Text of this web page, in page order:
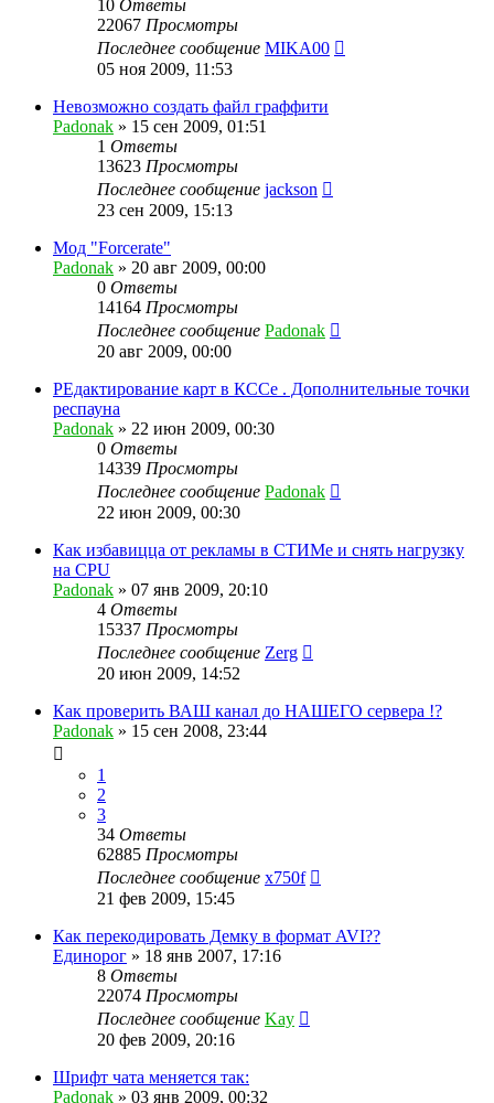
10 Ответы
22067 Просмотры
Последнее сообщение MIKA00
05 ноя 2009, 11:53
Невозможно создать файл граффити
Padonak » 15 сен 2009, 01:51
1 Ответы
13623 Просмотры
Последнее сообщение jackson
23 сен 2009, 15:13
Мод "Forcerate"
Padonak » 20 авг 2009, 00:00
0 Ответы
14164 Просмотры
Последнее сообщение Padonak
20 авг 2009, 00:00
РЕдактирование карт в КССе . Дополнительные точки
респауна
Padonak » 22 июн 2009, 00:30
0 Ответы
14339 Просмотры
Последнее сообщение Padonak
22 июн 2009, 00:30
Как избавицца от рекламы в СТИМе и снять нагрузку
на CPU
Padonak » 07 янв 2009, 20:10
4 Ответы
15337 Просмотры
Последнее сообщение Zerg
20 июн 2009, 14:52
Как проверить ВАШ канал до НАШЕГО сервера !?
Padonak » 15 сен 2008, 23:44
1
2
3
34 Ответы
62885 Просмотры
Последнее сообщение x750f
21 фев 2009, 15:45
Как перекодировать Демку в формат AVI??
Единорог » 18 янв 2007, 17:16
8 Ответы
22074 Просмотры
Последнее сообщение Kay
20 фев 2009, 20:16
Шрифт чата меняется так:
Padonak » 03 янв 2009, 00:32